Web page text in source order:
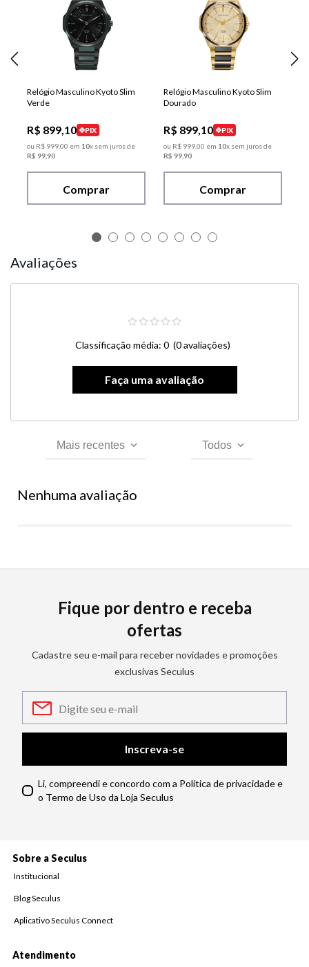
Relógio Masculino Kyoto Slim
Verde
R$ 899,10
PIX
ou R$ 99900 em 10x sem juros de
R$ 99 90
Comprar
Relógio Masculino Kyoto Slim
Dourado
R$ 899,10
PIX
ou R$ 99900 em 10x sem juros de
R$ 99 90
Comprar
Avaliações
Classificação média: 0 (0 avaliações)
Mais recentes Todos
Nenhuma avaliação
Fique por dentro e receba
ofertas
Cadastre seu e-mail para receber novidades e promoções
exclusivas Seculus
Inscreva-se
Li, compreendi e concordo com a Política de privacidade e
o Termo de Uso da Loja Seculus
Sobre a Seculus
Institucional
Blog Seculus
Aplicativo Seculus Connect
Atendimento